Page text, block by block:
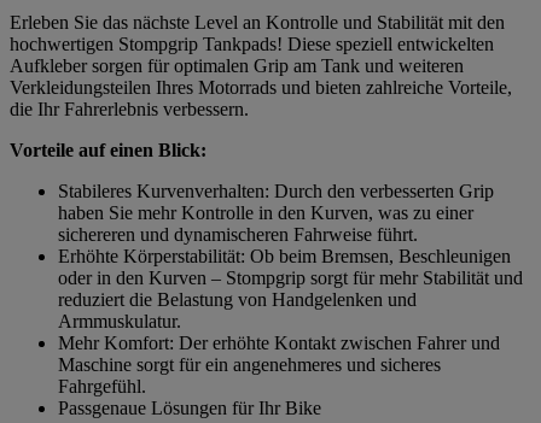
Erleben Sie das nächste Level an Kontrolle und Stabilität mit den
hochwertigen Stompgrip Tankpads! Diese speziell entwickelten
Aufkleber sorgen für optimalen Grip am Tank und weiteren
Verkleidungsteilen Ihres Motorrads und bieten zahlreiche Vorteile,
die Ihr Fahrerlebnis verbessern.
Vorteile auf einen Blick:
Stabileres Kurvenverhalten: Durch den verbesserten Grip
haben Sie mehr Kontrolle in den Kurven, was zu einer
sichereren und dynamischeren Fahrweise führt.
Erhöhte Körperstabilität: Ob beim Bremsen, Beschleunigen
oder in den Kurven – Stompgrip sorgt für mehr Stabilität und
reduziert die Belastung von Handgelenken und
Armmuskulatur.
Mehr Komfort: Der erhöhte Kontakt zwischen Fahrer und
Maschine sorgt für ein angenehmeres und sicheres
Fahrgefühl.
Passgenaue Lösungen für Ihr Bike